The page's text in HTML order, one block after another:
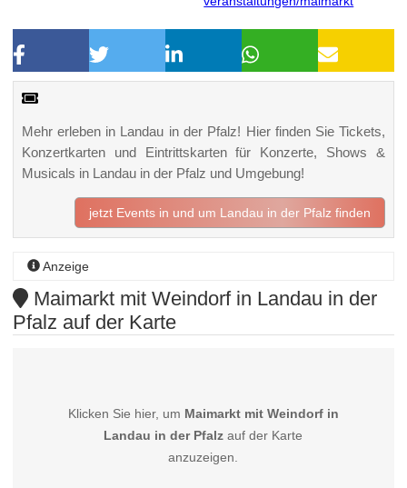
Mehr erleben in Landau in der Pfalz! Hier finden Sie Tickets,
Konzertkarten und Eintrittskarten für Konzerte, Shows &
Musicals in Landau in der Pfalz und Umgebung!
jetzt Events in und um Landau in der Pfalz finden
Anzeige
Maimarkt mit Weindorf in Landau in der
Pfalz auf der Karte
Klicken Sie hier, um Maimarkt mit Weindorf in
Landau in der Pfalz auf der Karte
anzuzeigen.